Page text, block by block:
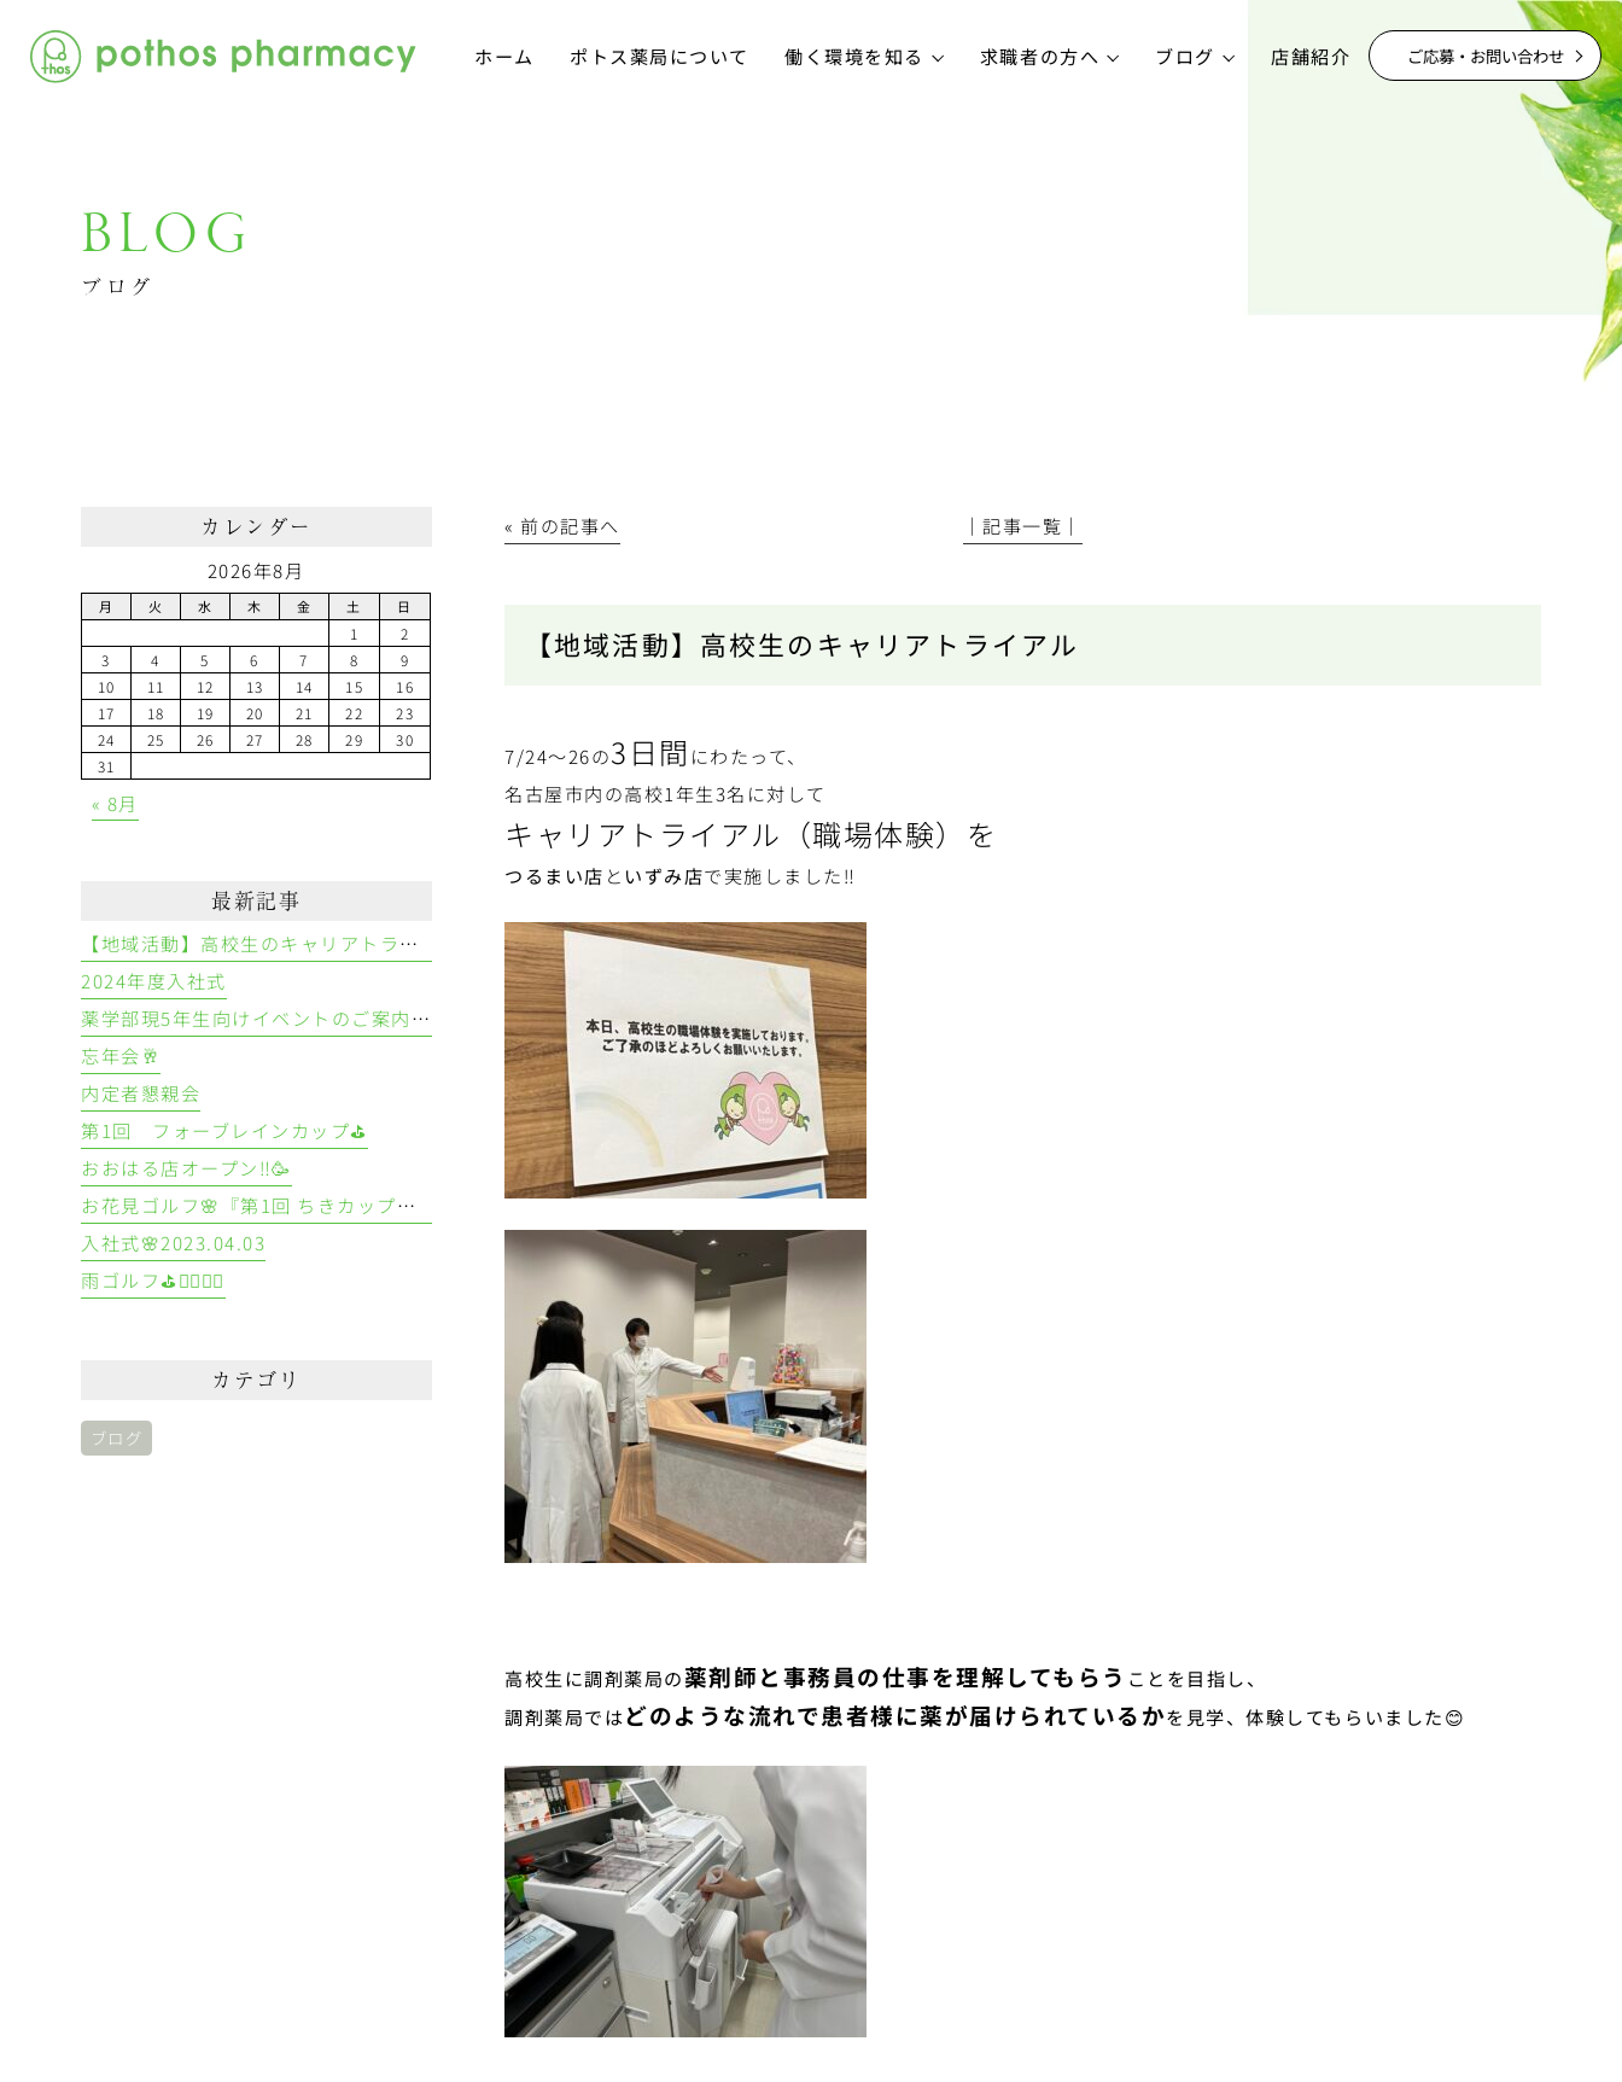
ホーム ポトス薬局について 働く環境を知る 求職者の方へ ブログ 店舗紹介 ご応募・お問い合わせ
BLOG
ブログ
« 前の記事へ │記事一覧│
【地域活動】高校生のキャリアトライアル
7/24～26の3日間 にわたって、
名古屋市内の高校1年生3名に対して
キャリアトライアル（職場体験）を
つるまい店 と いずみ店で実施しました‼️
高校生に調剤薬局の薬剤師と事務員の仕事を理解してもらう ことを目指し、
調剤薬局ではどのような流れで患者様に薬が届けられているかを見学、体験してもらいました😊
カレンダー
2026年8月
月 火 水 木 金 土 日
1
2
3
4 5 6 7 8
9
10
11 12 13 14 15
16
17
18 19 20 21 22
23
24
25 26 27 28 29
30
31
« 8月
最新記事
【地域活動】高校生のキャリアトライアル
2024年度入社式
薬学部現5年生向けイベントのご案内👩‍⚕️💊
忘年会🥂
内定者懇親会
第1回 フォーブレインカップ⛳
おおはる店オープン‼️🥳
お花見ゴルフ🌸『第1回 ちきカップ🏆』
入社式🌸2023.04.03
雨ゴルフ⛳🏌️‍♀️🏌️‍♂️
カテゴリ
ブログ